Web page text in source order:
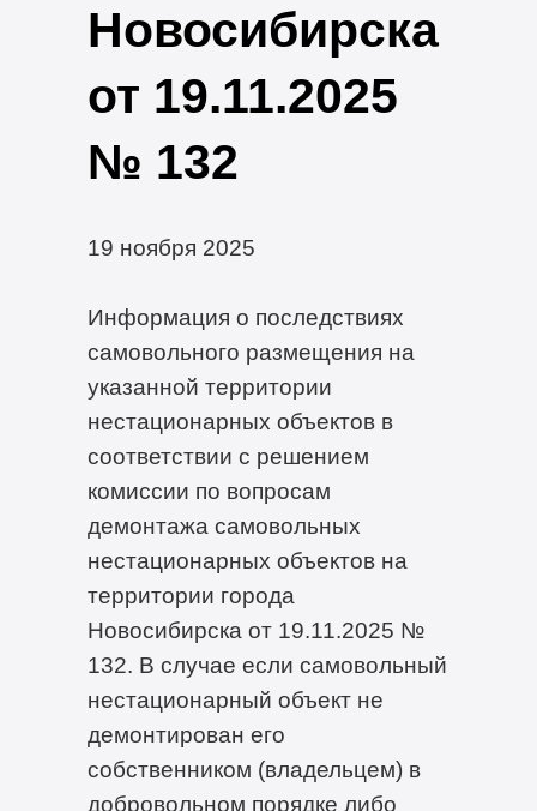
Новосибирска
от 19.11.2025
№ 132
19 ноября 2025
Информация о последствиях
самовольного размещения на
указанной территории
нестационарных объектов в
соответствии с решением
комиссии по вопросам
демонтажа самовольных
нестационарных объектов на
территории города
Новосибирска от 19.11.2025 №
132. В случае если самовольный
нестационарный объект не
демонтирован его
собственником (владельцем) в
добровольном порядке либо